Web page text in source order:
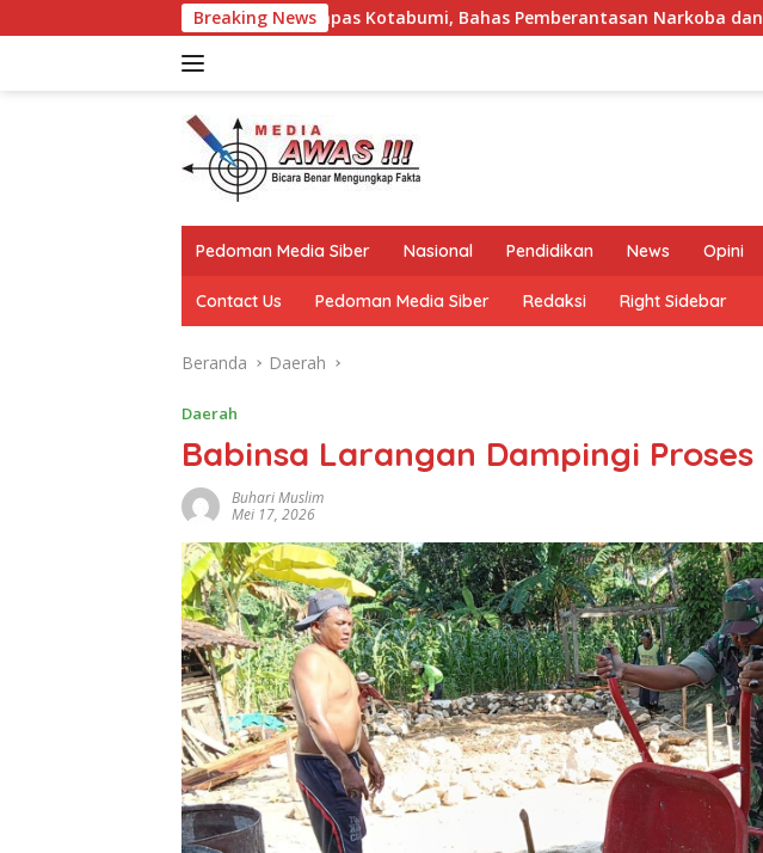
ke
Breaking News
Kalapas Kotabumi, Bahas Pemberantasan Narkoba dan Pungli Pelepasan
Pedoman Media Siber Nasional Pendidikan News Opini
Contact Us Pedoman Media Siber Redaksi Right Sidebar
Beranda Daerah
Daerah
Babinsa Larangan Dampingi Proses
Buhari Muslim
Mei 17, 2026